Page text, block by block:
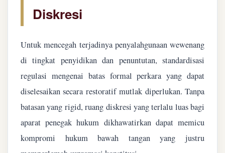
Diskresi
Untuk mencegah terjadinya penyalahgunaan wewenang
di tingkat penyidikan dan penuntutan, standardisasi
regulasi mengenai batas formal perkara yang dapat
diselesaikan secara restoratif mutlak diperlukan. Tanpa
batasan yang rigid, ruang diskresi yang terlalu luas bagi
aparat penegak hukum dikhawatirkan dapat memicu
kompromi hukum bawah tangan yang justru